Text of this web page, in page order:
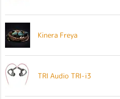
Kinera Freya
TRI Audio TRI-i3